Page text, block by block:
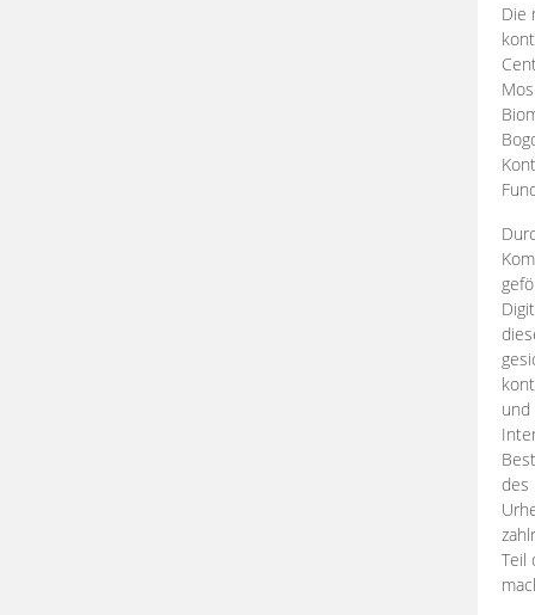
Die
des
Teil